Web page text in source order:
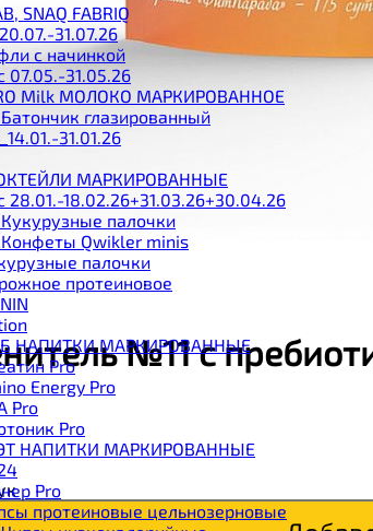
SNAQ FABRIQ
20.07.-31.07.26
с начинкой
с 07.05.-31.05.26
Milk МОЛОКО МАРКИРОВАННОЕ
Батончик глазированный
31.01.26
КОКТЕЙЛИ МАРКИРОВАННЫЕ
с 28.01.-18.02.26+31.03.26+30.04.26
Кукурузные палочки
Конфеты Qwikler minis
палочки
протеиновое
НАПИТКИ МАРКИРОВАННЫЕ
Pro
Energy Pro
Pro
Pro
ПЭТ НАПИТКИ МАРКИРОВАННЫЕ
Pro
протеиновые цельнозерновые
№11 с